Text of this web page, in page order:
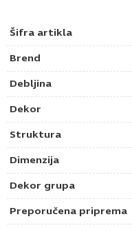
Šifra artikla
Brend
Debljina
Dekor
Struktura
Dimenzija
Dekor grupa
Preporučena priprema